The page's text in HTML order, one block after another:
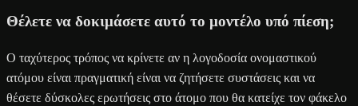
Θέλετε να δοκιμάσετε αυτό το μοντέλο υπό πίεση;
Ο ταχύτερος τρόπος να κρίνετε αν η λογοδοσία ονομαστικού
ατόμου είναι πραγματική είναι να ζητήσετε συστάσεις και να
θέσετε δύσκολες ερωτήσεις στο άτομο που θα κατείχε τον φάκελο